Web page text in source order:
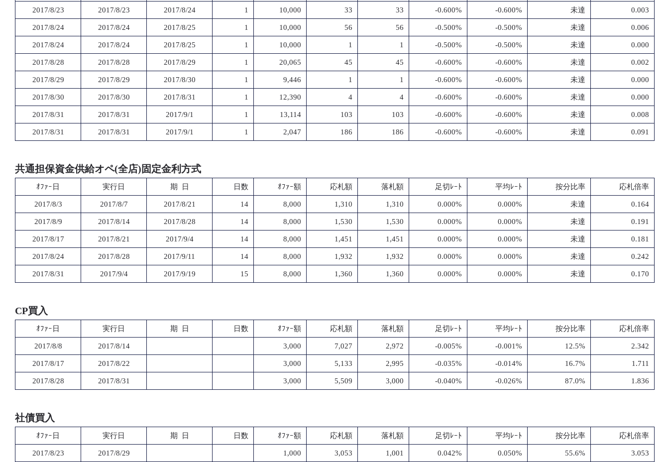
2017/8/23 2017/8/23 2017/8/24 1 10,000 33 33 -0.600% -0.600% 未達 0.003
2017/8/24 2017/8/24 2017/8/25 1 10,000 56 56 -0.500% -0.500% 未達 0.006
2017/8/24 2017/8/24 2017/8/25 1 10,000 1 1 -0.500% -0.500% 未達 0.000
2017/8/28 2017/8/28 2017/8/29 1 20,065 45 45 -0.600% -0.600% 未達 0.002
2017/8/29 2017/8/29 2017/8/30 1 9,446 1 1 -0.600% -0.600% 未達 0.000
2017/8/30 2017/8/30 2017/8/31 1 12,390 4 4 -0.600% -0.600% 未達 0.000
2017/8/31 2017/8/31 2017/9/1 1 13,114 103 103 -0.600% -0.600% 未達 0.008
2017/8/31 2017/8/31 2017/9/1 1 2,047 186 186 -0.600% -0.600% 未達 0.091
共通担保資金供給オペ(全店)固定金利方式
ｵﾌｧｰ日 実行日 期 日 日数 ｵﾌｧｰ額 応札額 落札額 足切ﾚｰﾄ 平均ﾚｰﾄ 按分比率 応札倍率
2017/8/3 2017/8/7 2017/8/21 14 8,000 1,310 1,310 0.000% 0.000% 未達 0.164
2017/8/9 2017/8/14 2017/8/28 14 8,000 1,530 1,530 0.000% 0.000% 未達 0.191
2017/8/17 2017/8/21 2017/9/4 14 8,000 1,451 1,451 0.000% 0.000% 未達 0.181
2017/8/24 2017/8/28 2017/9/11 14 8,000 1,932 1,932 0.000% 0.000% 未達 0.242
2017/8/31 2017/9/4 2017/9/19 15 8,000 1,360 1,360 0.000% 0.000% 未達 0.170
CP買入
ｵﾌｧｰ日 実行日 期 日 日数 ｵﾌｧｰ額 応札額 落札額 足切ﾚｰﾄ 平均ﾚｰﾄ 按分比率 応札倍率
2017/8/8 2017/8/14 3,000 7,027 2,972 -0.005% -0.001% 12.5% 2.342
2017/8/17 2017/8/22 3,000 5,133 2,995 -0.035% -0.014% 16.7% 1.711
2017/8/28 2017/8/31 3,000 5,509 3,000 -0.040% -0.026% 87.0% 1.836
社債買入
ｵﾌｧｰ日 実行日 期 日 日数 ｵﾌｧｰ額 応札額 落札額 足切ﾚｰﾄ 平均ﾚｰﾄ 按分比率 応札倍率
2017/8/23 2017/8/29 1,000 3,053 1,001 0.042% 0.050% 55.6% 3.053